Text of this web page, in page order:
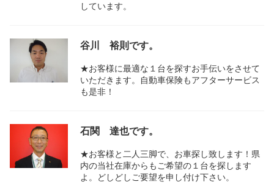
しています。
谷川 裕則です。
★お客様に最適な１台を探すお手伝いをさせて
いただきます。自動車保険もアフターサービス
も是非！
石関 達也です。
★お客様と二人三脚で、お車探し致します！県
内の当社在庫からもご希望の１台を探します
よ。どしどしご要望を申し付け下さい。